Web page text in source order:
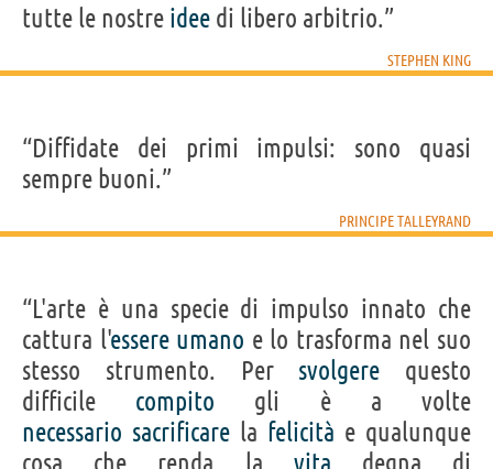
tutte le nostre idee di libero arbitrio.”
STEPHEN KING
“Diffidate dei primi impulsi: sono quasi
sempre buoni.”
PRINCIPE TALLEYRAND
“L'arte è una specie di impulso innato che
cattura l'essere umano e lo trasforma nel suo
stesso strumento. Per svolgere questo
difficile compito gli è a volte
necessario sacrificare la felicità e qualunque
cosa che renda la vita degna di